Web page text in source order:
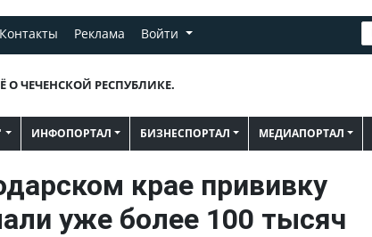
Контакты Реклама Войти
О ЧЕЧЕНСКОЙ РЕСПУБЛИКЕ.
ИНФОПОРТАЛ БИЗНЕСПОРТАЛ МЕДИАПОРТАЛ
крае прививку
уже более 100 тысяч